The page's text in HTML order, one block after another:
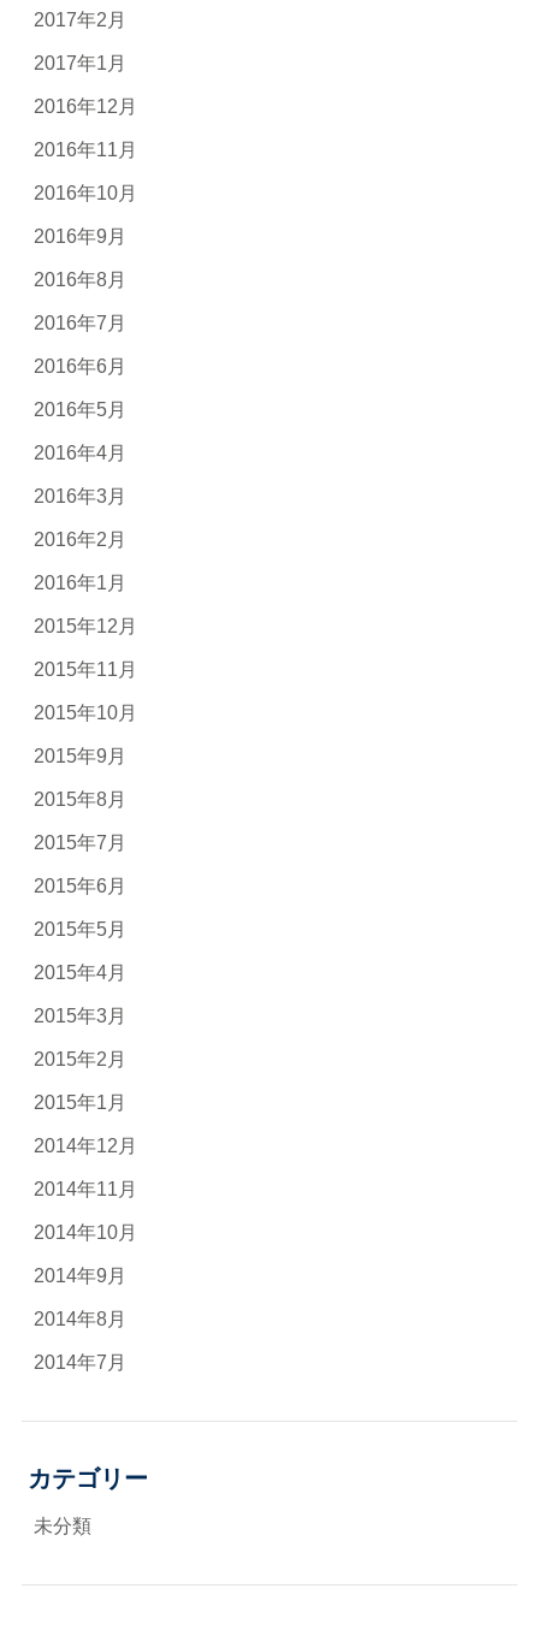
2017年2月
2017年1月
2016年12月
2016年11月
2016年10月
2016年9月
2016年8月
2016年7月
2016年6月
2016年5月
2016年4月
2016年3月
2016年2月
2016年1月
2015年12月
2015年11月
2015年10月
2015年9月
2015年8月
2015年7月
2015年6月
2015年5月
2015年4月
2015年3月
2015年2月
2015年1月
2014年12月
2014年11月
2014年10月
2014年9月
2014年8月
2014年7月
カテゴリー
未分類